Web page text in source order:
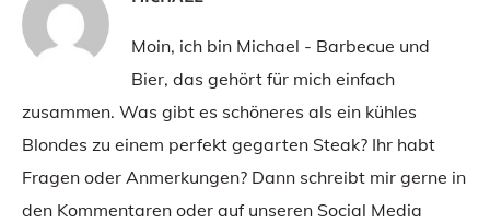
Moin, ich bin Michael - Barbecue und
Bier, das gehört für mich einfach
zusammen. Was gibt es schöneres als ein kühles
Blondes zu einem perfekt gegarten Steak? Ihr habt
Fragen oder Anmerkungen? Dann schreibt mir gerne in
den Kommentaren oder auf unseren Social Media